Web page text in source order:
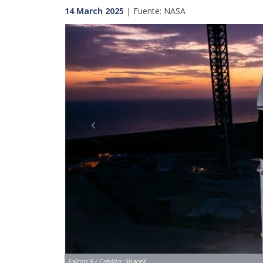
14 March 2025 | Fuente: NASA
Falcon 9 / Crédito: SpaceX
Previous